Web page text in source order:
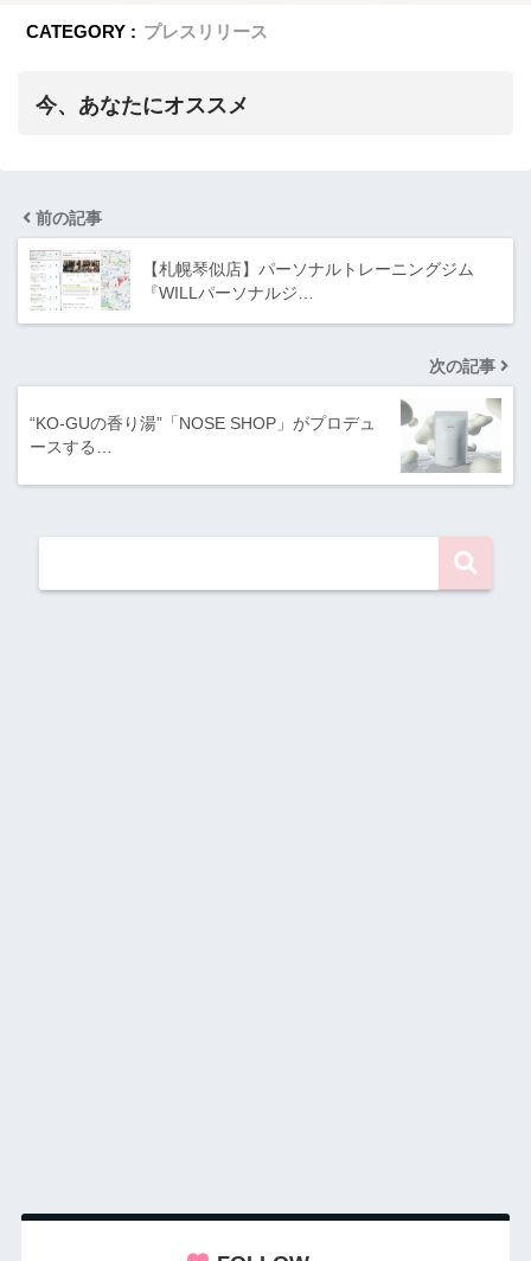
CATEGORY : プレスリリース
今、あなたにオススメ
前の記事
【札幌琴似店】パーソナルトレーニングジム
『WILLパーソナルジ…
次の記事
“KO-GUの香り湯”「NOSE SHOP」がプロデュ
ースする…